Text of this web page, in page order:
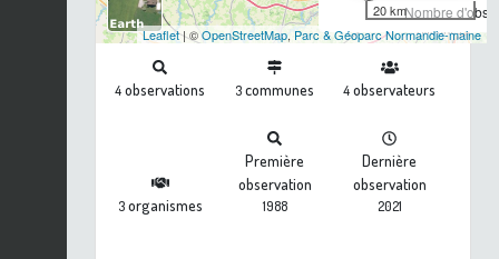
Nombre
20 km
Leaflet| ©OpenStreetMap, Parc & Géoparc Normandie-maine
4observations 3communes 4observateurs
3organismes
Première
observation
1988
Dernière
observation
2021